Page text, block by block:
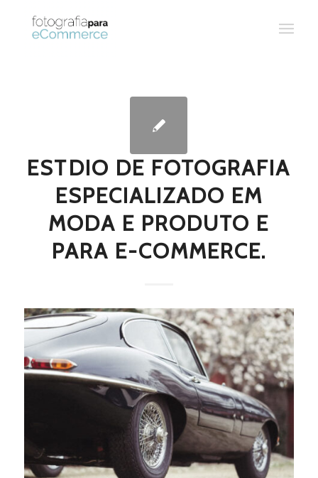
ESTDIO DE FOTOGRAFIA
ESPECIALIZADO EM
MODA E PRODUTO E
PARA E-COMMERCE.